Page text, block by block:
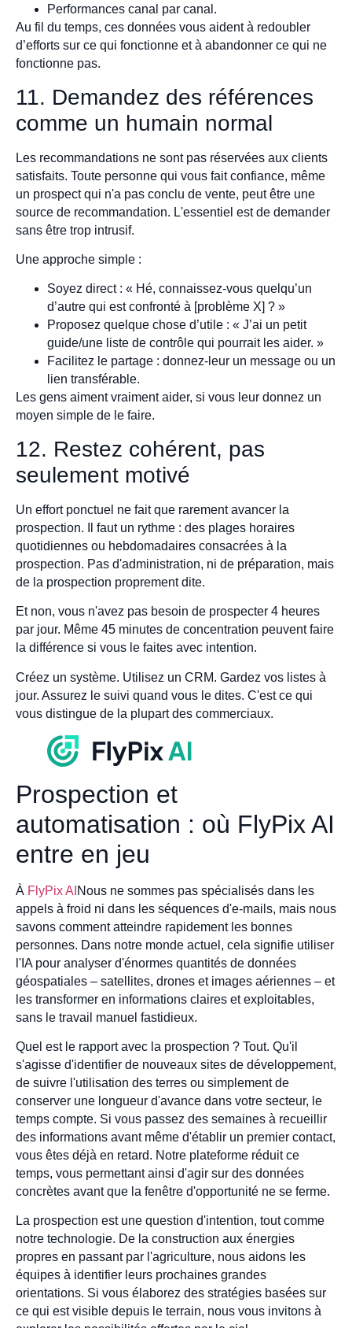
Performances canal par canal.
Au fil du temps, ces données vous aident à redoubler
d’efforts sur ce qui fonctionne et à abandonner ce qui ne
fonctionne pas.
11. Demandez des références
comme un humain normal
Les recommandations ne sont pas réservées aux clients
satisfaits. Toute personne qui vous fait confiance, même
un prospect qui n'a pas conclu de vente, peut être une
source de recommandation. L'essentiel est de demander
sans être trop intrusif.
Une approche simple :
Soyez direct : « Hé, connaissez-vous quelqu’un
d’autre qui est confronté à [problème X] ? »
Proposez quelque chose d’utile : « J’ai un petit
guide/une liste de contrôle qui pourrait les aider. »
Facilitez le partage : donnez-leur un message ou un
lien transférable.
Les gens aiment vraiment aider, si vous leur donnez un
moyen simple de le faire.
12. Restez cohérent, pas
seulement motivé
Un effort ponctuel ne fait que rarement avancer la
prospection. Il faut un rythme : des plages horaires
quotidiennes ou hebdomadaires consacrées à la
prospection. Pas d'administration, ni de préparation, mais
de la prospection proprement dite.
Et non, vous n'avez pas besoin de prospecter 4 heures
par jour. Même 45 minutes de concentration peuvent faire
la différence si vous le faites avec intention.
Créez un système. Utilisez un CRM. Gardez vos listes à
jour. Assurez le suivi quand vous le dites. C'est ce qui
vous distingue de la plupart des commerciaux.
Prospection et
automatisation : où FlyPix AI
entre en jeu
À FlyPix AI Nous ne sommes pas spécialisés dans les
appels à froid ni dans les séquences d'e-mails, mais nous
savons comment atteindre rapidement les bonnes
personnes. Dans notre monde actuel, cela signifie utiliser
l'IA pour analyser d'énormes quantités de données
géospatiales – satellites, drones et images aériennes – et
les transformer en informations claires et exploitables,
sans le travail manuel fastidieux.
Quel est le rapport avec la prospection ? Tout. Qu'il
s'agisse d'identifier de nouveaux sites de développement,
de suivre l'utilisation des terres ou simplement de
conserver une longueur d'avance dans votre secteur, le
temps compte. Si vous passez des semaines à recueillir
des informations avant même d'établir un premier contact,
vous êtes déjà en retard. Notre plateforme réduit ce
temps, vous permettant ainsi d'agir sur des données
concrètes avant que la fenêtre d'opportunité ne se ferme.
La prospection est une question d'intention, tout comme
notre technologie. De la construction aux énergies
propres en passant par l'agriculture, nous aidons les
équipes à identifier leurs prochaines grandes
orientations. Si vous élaborez des stratégies basées sur
ce qui est visible depuis le terrain, nous vous invitons à